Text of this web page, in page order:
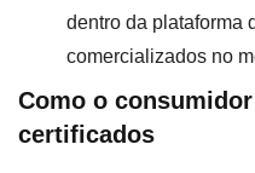
dentro da plataforma
comercializados no
Como o
certificados